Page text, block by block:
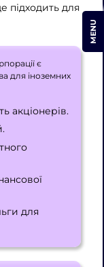
підходить для
є
для іноземних
акціонерів.
для
MENU